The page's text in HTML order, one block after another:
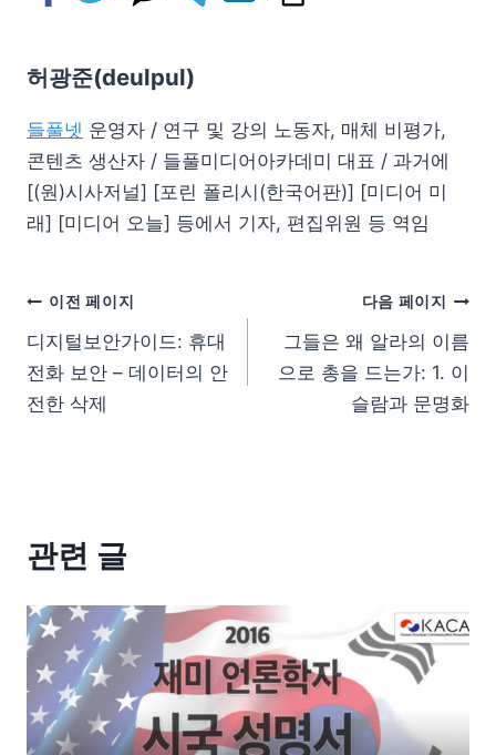
허광준(deulpul)
들풀넷 운영자 / 연구 및 강의 노동자, 매체 비평가,
콘텐츠 생산자 / 들풀미디어아카데미 대표 / 과거에
[(원)시사저널] [포린 폴리시(한국어판)] [미디어 미
래] [미디어 오늘] 등에서 기자, 편집위원 등 역임
이전 페이지
디지털보안가이드: 휴대
전화 보안 – 데이터의 안
전한 삭제
다음 페이지
그들은 왜 알라의 이름
으로 총을 드는가: 1. 이
슬람과 문명화
관련 글